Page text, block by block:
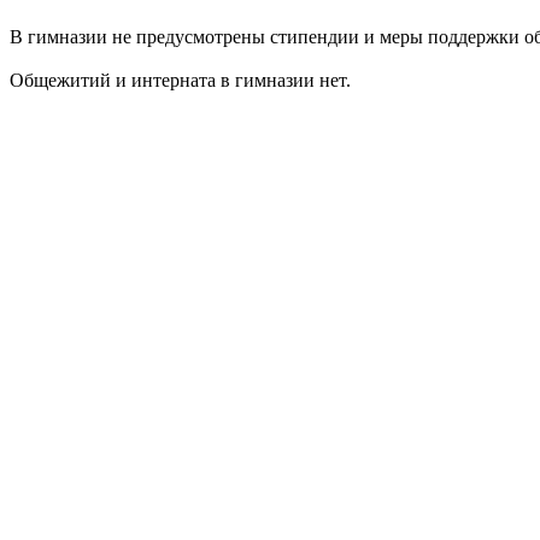
В гимназии не предусмотрены стипендии и меры поддержки
Общежитий и интерната в гимназии нет.